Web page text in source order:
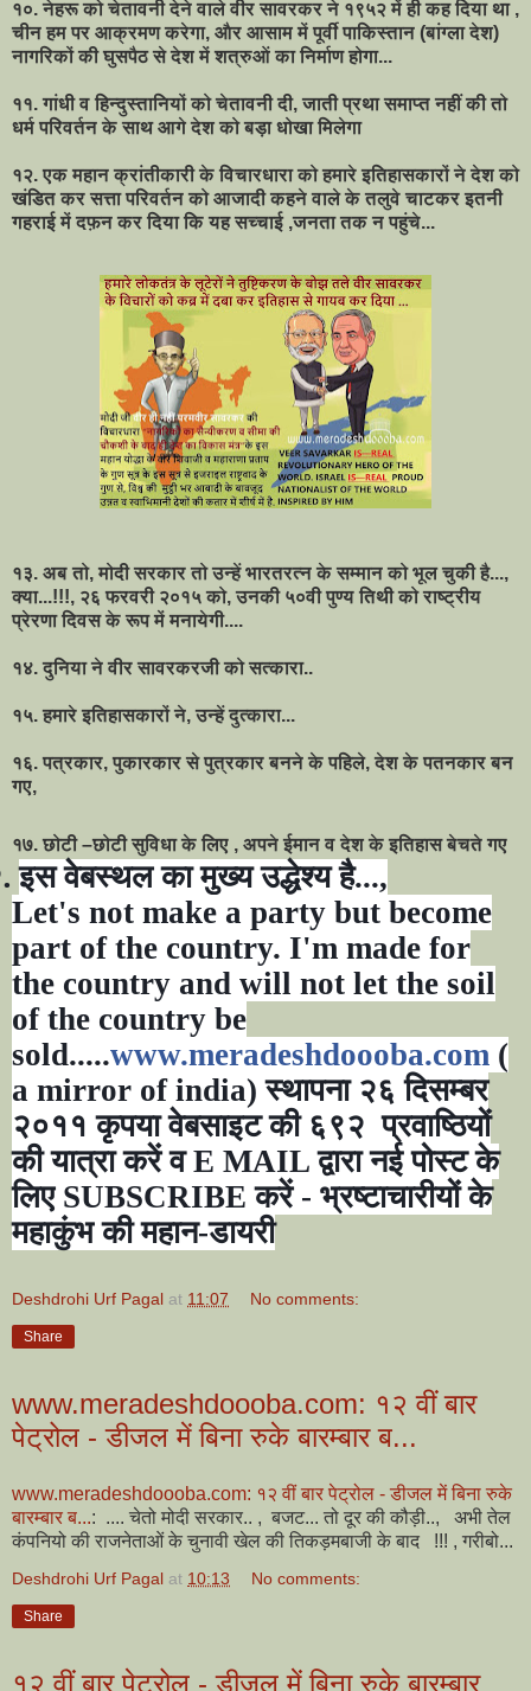
१०. नेहरू को चेतावनी देने वाले वीर सावरकर ने १९५२ में ही कह दिया था ,
चीन हम पर आक्रमण करेगा, और आसाम में पूर्वी पाकिस्तान (बांग्ला देश)
नागरिकों की घुसपैठ से देश में शत्रुओं का निर्माण होगा...
११. गांधी व हिन्दुस्तानियों को चेतावनी दी,जाती प्रथा समाप्त नहीं की तो
धर्म परिवर्तन के साथ आगे देश को बड़ा धोखा मिलेगा
१२. एक महान क्रांतीकारी के विचारधारा को हमारे इतिहासकारों ने देश को
खंडित कर सत्ता परिवर्तन को आजादी कहने वाले के तलुवे चाटकर इतनी
गहराई में दफ़न कर दिया कि यह सच्चाई ,जनता तक न पहुंचे...
१३. अब तो,मोदी सरकार तो उन्हें भारतरत्न के सम्मान को भूल चुकी है...,
क्या...!!!, २६ फरवरी २०१५ को,उनकी ५०वी पुण्य तिथी को राष्ट्रीय
प्रेरणा दिवस के रूप में मनायेगी....
१४. दुनिया ने वीर सावरकरजी को सत्कारा..
१५. हमारे इतिहासकारों ने,उन्हें दुत्कारा...
१६. पत्रकार,पुकारकार से पुत्रकार बनने के पहिले,देश के पतनकार बन
गए,
१७. छोटी–छोटी सुविधा के लिए , अपने ईमान व देश के इतिहास बेचते गए
इस वेबस्थल का मुख्य उद्धेश्य है...,
Let's not make a party but become
part of the country. I'm made for
the country and will not let the soil
of the country be
sold.....www.meradeshdoooba.com (
a mirror of india)स्थापना २६ दिसम्बर
२०११ कृपया वेबसाइट की ६९२ प्रवाष्ठियों
की यात्रा करें वE MAILद्वारा नई पोस्ट के
लिए SUBSCRIBEकरें - भ्रष्टाचारीयों के
महाकुंभ की महान-डायरी
Deshdrohi Urf Pagal at 11:07 No comments:
Share
www.meradeshdoooba.com: १२ वीं बार
पेट्रोल - डीजल में बिना रुके बारम्बार ब...
www.meradeshdoooba.com: १२ वीं बार पेट्रोल - डीजल में बिना रुके
बारम्बार ब...: .... चेतो मोदी सरकार.. , बजट... तो दूर की कौड़ी.., अभी तेल
कंपनियो की राजनेताओं के चुनावी खेल की तिकड़मबाजी के बाद !!! , गरीबो...
Deshdrohi Urf Pagal at 10:13 No comments:
Share
१२ वीं बार पेट्रोल - डीजल में बिना रुके बारम्बार